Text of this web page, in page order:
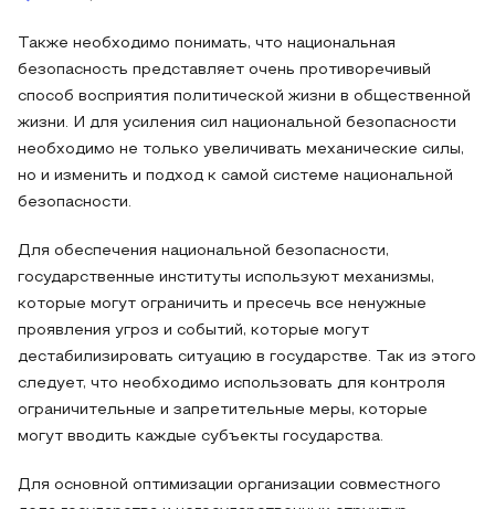
Также необходимо понимать, что национальная
безопасность представляет очень противоречивый
способ восприятия политической жизни в общественной
жизни. И для усиления сил национальной безопасности
необходимо не только увеличивать механические силы,
но и изменить и подход к самой системе национальной
безопасности.
Для обеспечения национальной безопасности,
государственные институты используют механизмы,
которые могут ограничить и пресечь все ненужные
проявления угроз и событий, которые могут
дестабилизировать ситуацию в государстве. Так из этого
следует, что необходимо использовать для контроля
ограничительные и запретительные меры, которые
могут вводить каждые субъекты государства.
Для основной оптимизации организации совместного